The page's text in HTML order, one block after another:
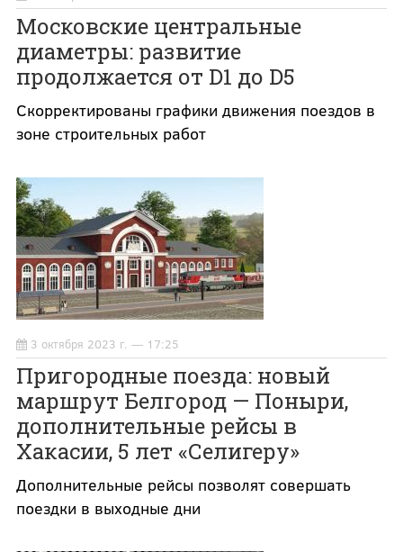
Московские центральные
диаметры: развитие
продолжается от D1 до D5
Скорректированы графики движения поездов в
зоне строительных работ
3 октября 2023 г. — 17:25
Пригородные поезда: новый
маршрут Белгород — Поныри,
дополнительные рейсы в
Хакасии, 5 лет «Селигеру»
Дополнительные рейсы позволят совершать
поездки в выходные дни